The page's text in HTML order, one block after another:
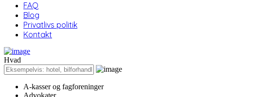
FAQ
Blog
Privatlivs politik
Kontakt
Hvad
A-kasser og fagforeninger
Advokater